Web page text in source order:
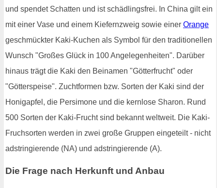
und spendet Schatten und ist schädlingsfrei. In China gilt ein
mit einer Vase und einem Kiefernzweig sowie einer Orange
geschmückter Kaki-Kuchen als Symbol für den traditionellen
Wunsch "Großes Glück in 100 Angelegenheiten". Darüber
hinaus trägt die Kaki den Beinamen "Götterfrucht" oder
"Götterspeise". Zuchtformen bzw. Sorten der Kaki sind der
Honigapfel, die Persimone und die kernlose Sharon. Rund
500 Sorten der Kaki-Frucht sind bekannt weltweit. Die Kaki-
Fruchsorten werden in zwei große Gruppen eingeteilt - nicht
adstringierende (NA) und adstringierende (A).
Die Frage nach Herkunft und Anbau